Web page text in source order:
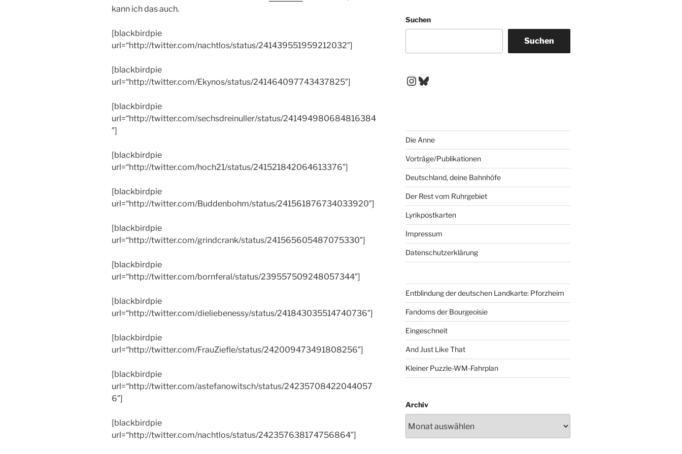
kann ich das auch.
[blackbirdpie
url=“http://twitter.com/nachtlos/status/241439551959212032″]
[blackbirdpie
url=“http://twitter.com/Ekynos/status/241464097743437825″]
[blackbirdpie
url=“http://twitter.com/sechsdreinuller/status/241494980684816384
″]
[blackbirdpie
url=“http://twitter.com/hoch21/status/241521842064613376″]
[blackbirdpie
url=“http://twitter.com/Buddenbohm/status/241561876734033920″]
[blackbirdpie
url=“http://twitter.com/grindcrank/status/241565605487075330″]
[blackbirdpie
url=“http://twitter.com/bornferal/status/239557509248057344″]
[blackbirdpie
url=“http://twitter.com/dieliebenessy/status/241843035514740736″]
[blackbirdpie
url=“http://twitter.com/FrauZiefle/status/242009473491808256″]
[blackbirdpie
url=“http://twitter.com/astefanowitsch/status/24235708422044057
6″]
[blackbirdpie
url=“http://twitter.com/nachtlos/status/242357638174756864″]
Suchen
Suchen
Instagram
Bluesky
Die Anne
Vorträge/Publikationen
Deutschland, deine Bahnhöfe
Der Rest vom Ruhrgebiet
Lyrikpostkarten
Impressum
Datenschutzerklärung
Entblindung der deutschen Landkarte: Pforzheim
Fandoms der Bourgeoisie
Eingeschneit
And Just Like That
Kleiner Puzzle-WM-Fahrplan
Archiv